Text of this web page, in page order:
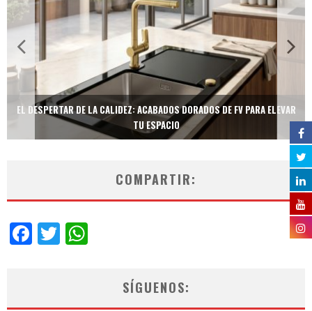
EL DESPERTAR DE LA CALIDEZ: ACABADOS DORADOS DE FV PARA ELEVAR
TU ESPACIO
COMPARTIR:
Facebook
Twitter
SÍGUENOS: